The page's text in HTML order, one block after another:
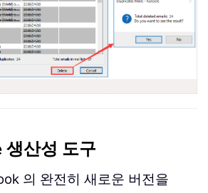
산성 도구
의 완전히 새로운 버전을